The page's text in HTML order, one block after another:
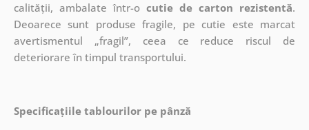
calității, ambalate într-o cutie de carton rezistentă.
Deoarece sunt produse fragile, pe cutie este marcat
avertismentul „fragil”, ceea ce reduce riscul de
deteriorare în timpul transportului.
Specificațiile tablourilor pe pânză